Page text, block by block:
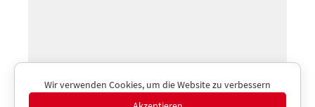
Wir verwenden Cookies, um die Website zu verbessern